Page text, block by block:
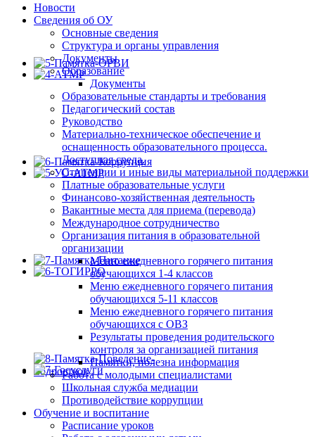
Новости
Сведения об ОУ
Основные сведения
Структура и органы управления
Документы
Образование
Документы
Образовательные стандарты и требования
Педагогический состав
Руководство
Материально-техническое обеспечение и
оснащенность образовательного процесса.
Доступная среда.
Стипендии и иные виды материальной поддержки
Платные образовательные услуги
Финансово-хозяйственная деятельность
Вакантные места для приема (перевода)
Международное сотрудничество
Организация питания в образовательной
организации
Меню ежедневного горячего питания
обучающихся 1-4 классов
Меню ежедневного горячего питания
обучающихся 5-11 классов
Меню ежедневного горячего питания
обучающихся с ОВЗ
Результаты проведения родительского
контроля за организацией питания
Памятки, полезна информация
Работа с молодыми специалистами
Школьная служба медиации
Противодействие коррупции
Обучение и воспитание
Расписание уроков